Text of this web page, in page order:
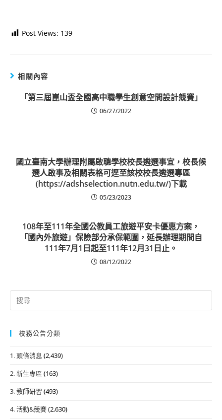
Post Views: 139
相關內容
「第三屆崑山盃全國高中職學生創意空間設計競賽」
06/27/2022
國立臺南大學辦理附屬啟聰學校校長遴選事宜，校長候
選人啟事及相關表格可逕至該校校長遴選專區
(https://adshselection.nutn.edu.tw/)下載
05/23/2023
108年至111年全國公教員工旅遊平安卡優惠方案，
「國內外旅遊」保險部分承保範圍，延長辦理期間自
111年7月1日起至111年12月31日止。
08/12/2022
Search
for:
校務公告分類
1. 頭條消息 (2,439)
2. 新生專區 (163)
3. 教師研習 (493)
4. 活動&競賽(2,630)